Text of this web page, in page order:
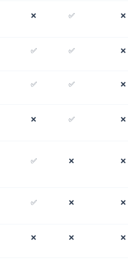
❌ ✅ ❌
✅ ✅ ❌
✅ ✅ ❌
❌ ✅ ❌
✅ ❌ ❌
✅ ❌ ❌
❌ ❌ ❌